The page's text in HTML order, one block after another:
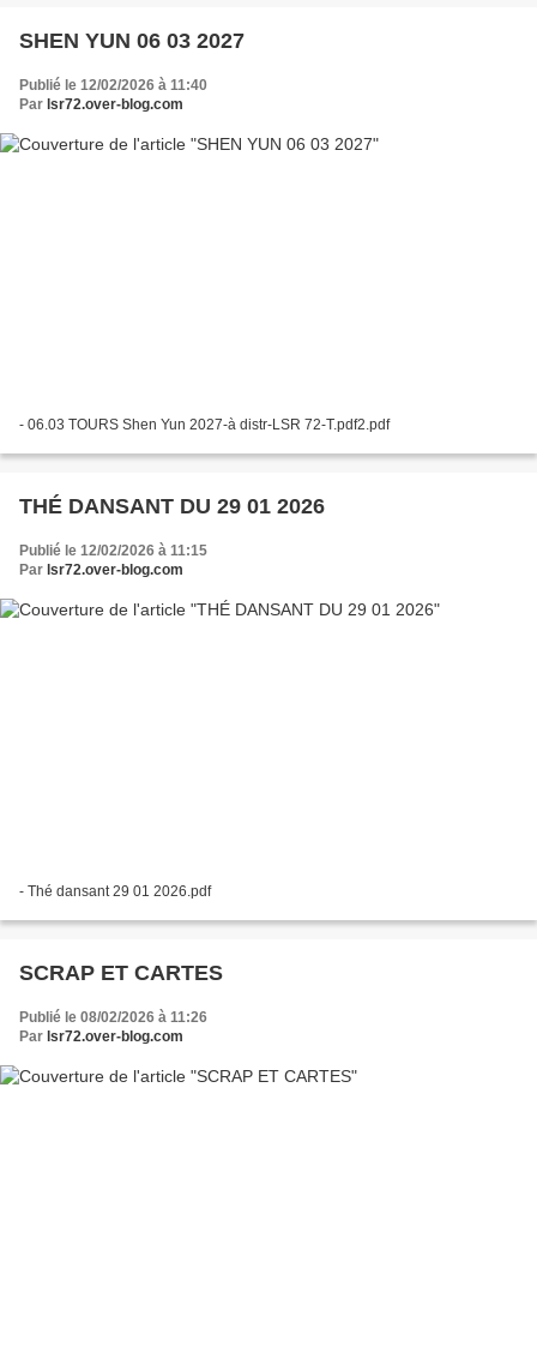
SHEN YUN 06 03 2027
Publié le 12/02/2026 à 11:40
Par lsr72.over-blog.com
- 06.03 TOURS Shen Yun 2027-à distr-LSR 72-T.pdf2.pdf
THÉ DANSANT DU 29 01 2026
Publié le 12/02/2026 à 11:15
Par lsr72.over-blog.com
- Thé dansant 29 01 2026.pdf
SCRAP ET CARTES
Publié le 08/02/2026 à 11:26
Par lsr72.over-blog.com